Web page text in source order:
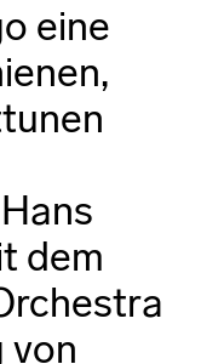
eine
dem
von